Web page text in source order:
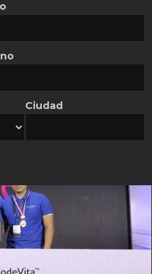
Libre por costos
2026
Ciudad